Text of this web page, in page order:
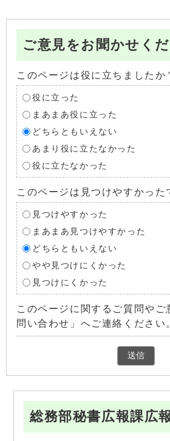
ご意見をお聞かせく
このページは役に立ちましたか
役に立った
まあまあ役に立った
どちらともいえない
あまり役に立たなかった
役に立たなかった
このページは見つけやすかった
見つけやすかった
まあまあ見つけやすかった
どちらともいえない
やや見つけにくかった
見つけにくかった
このページに関するご質問やご
問い合わせ」へご連絡ください
総務部秘書広報課広